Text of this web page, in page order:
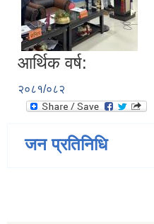
आर्थिक वर्ष:
२०८१/०८२
जन प्रतिनिधि